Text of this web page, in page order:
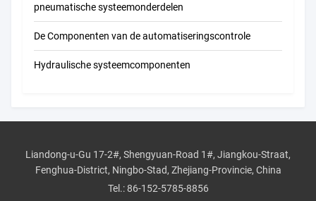
pneumatische systeemonderdelen
De Componenten van de automatiseringscontrole
Hydraulische systeemcomponenten
Liandong-u-Gu 17-2#, Shengyuan-Road 1#, Jiangkou-Straat,
Fenghua-District, Ningbo-Stad, Zhejiang-Provincie, China
Tel.:86-152-5785-8856